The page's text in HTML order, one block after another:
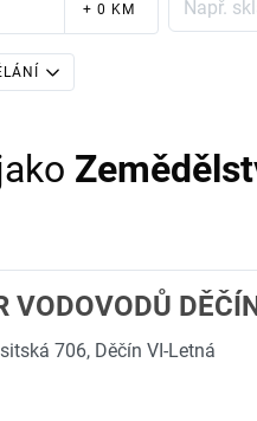
+ 0 KM
VODOVODŮ
706, Děčín VI-Letná